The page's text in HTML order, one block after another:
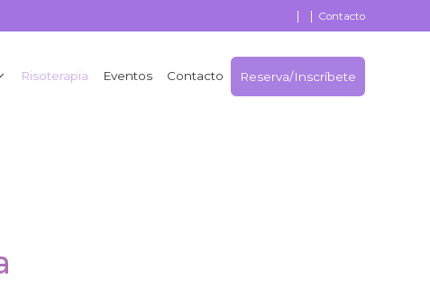
| | Contacto
Risoterapia Eventos Contacto Reserva/Inscríbete